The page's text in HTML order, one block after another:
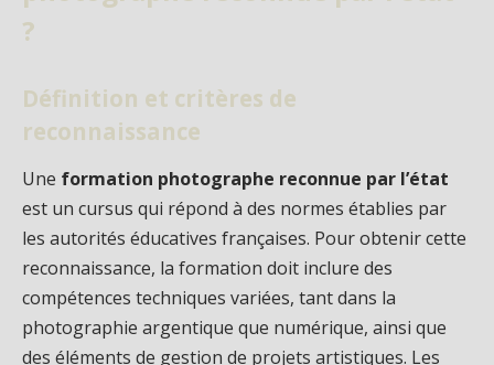
?
Définition et critères de
reconnaissance
Une formation photographe reconnue par l’état
est un cursus qui répond à des normes établies par
les autorités éducatives françaises. Pour obtenir cette
reconnaissance, la formation doit inclure des
compétences techniques variées, tant dans la
photographie argentique que numérique, ainsi que
des éléments de gestion de projets artistiques. Les